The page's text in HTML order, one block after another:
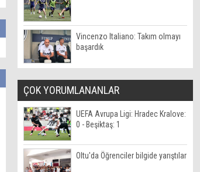
Vincenzo Italiano: Takım olmayı
başardık
ÇOK YORUMLANANLAR
UEFA Avrupa Ligi: Hradec Kralove:
0 - Beşiktaş: 1
Oltu'da Öğrenciler bilgide yarıştılar